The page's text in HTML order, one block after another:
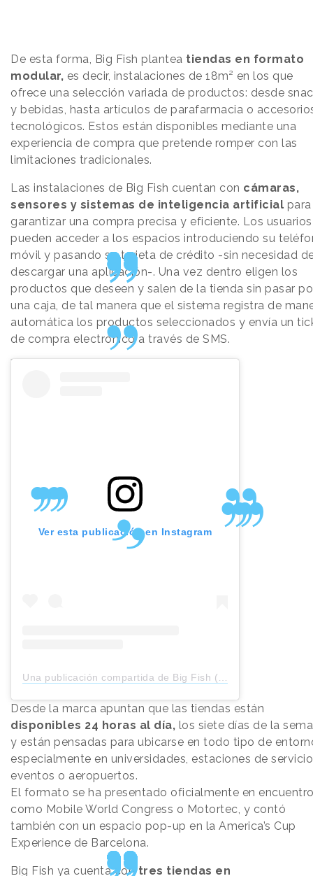
De esta forma, Big Fish plantea tiendas en formato
modular, es decir, instalaciones de 18m² en los que
ofrece una selección variada de productos: desde
y bebidas, hasta artículos de parafarmacia o
tecnológicos. Estos están disponibles mediante una
experiencia de compra que pretende romper con las
limitaciones tradicionales.
Las instalaciones de Big Fish cuentan con cámaras,
sensores y sistemas de inteligencia artificial para
garantizar una compra precisa y eficiente. Los usuarios
pueden acceder a los espacios introduciendo su
móvil y pasando su tarjeta de crédito -sin necesidad
descargar una aplicación-. Una vez dentro eligen los
productos que deseen y salen de la tienda sin pasar
una caja, de tal manera que el sistema registra de
automática los productos seleccionados y envía un
de compra electrónico a través de SMS.
Ver esta publicación en Instagram
Una publicación compartida de Big Fish (@bigfish.smartstore)
Desde la marca apuntan que las tiendas están
disponibles 24 horas al día, los siete días de la
y están pensadas para ubicarse en todo tipo de
especialmente en universidades, estaciones de
eventos o aeropuertos.
El formato se ha presentado oficialmente en
como Mobile World Congress o Motortec, y contó
también con un espacio pop-up en la America’s Cup
Experience de Barcelona.
Big Fish ya cuenta contres tiendas en